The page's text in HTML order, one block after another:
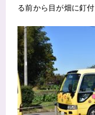
る前から目が畑に釘付